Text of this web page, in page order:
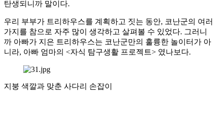
탄생되니까 말이다.
우리 부부가 트리하우스를 계획하고 짓는 동안, 코난군의 여러
가지를 참으로 자주 많이 생각하고 살펴볼 수 있었다. 그러니
까 아빠가 지은 트리하우스는 코난군만의 훌륭한 놀이터가 아
니라, 아빠 엄마의 <자식 탐구생활 프로젝트> 였나보다.
지붕 색깔과 맞춘 사다리 손잡이